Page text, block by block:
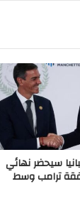
سيحضر نهائي
ترامب وسط